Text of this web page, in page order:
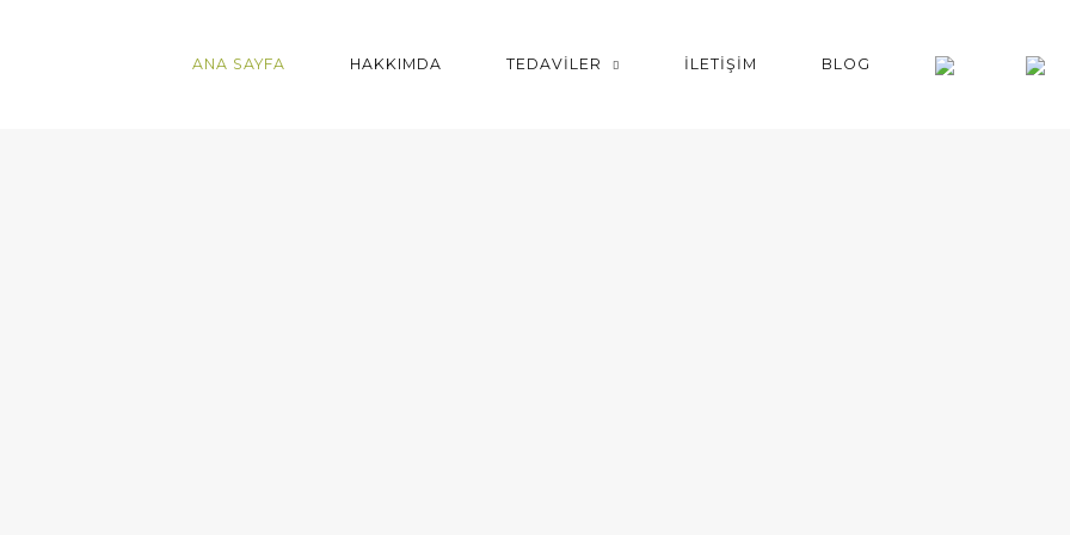
ANA SAYFA HAKKIMDA TEDAVİLER İLETİŞİM BLOG